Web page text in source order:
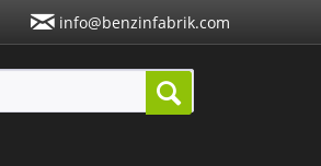
info@benzinfabrik.com